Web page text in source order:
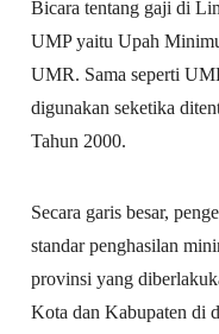
Bicara tentang gaji di
UMP yaitu Upah
UMR. Sama seperti
digunakan seketika
Tahun 2000.
Secara garis besar,
standar penghasilan
provinsi yang
Kota dan Kabupaten di